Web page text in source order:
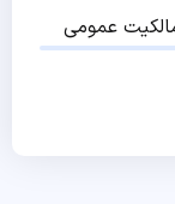
عمومی